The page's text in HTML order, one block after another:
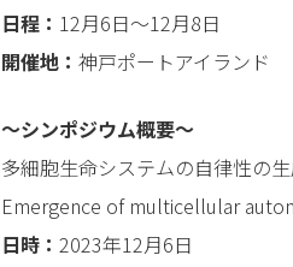
日程： 12月6日～12月8日
開催地： 神戸ポートアイランド
～シンポジウム概要～
多細胞生命システムの自律性の
Emergence of multicellular
日時： 2023年12月6日